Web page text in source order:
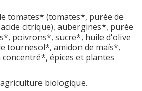
tomates* (tomates*, purée de
citrique), aubergines*, purée
poivrons*, sucre*, huile d'olive
tournesol*, amidon de maïs*,
épices et plantes
biologique.